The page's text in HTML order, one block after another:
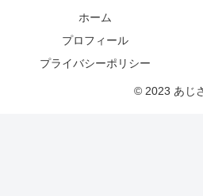
ホーム
プロフィール
プライバシーポリシー
© 2023 あじ